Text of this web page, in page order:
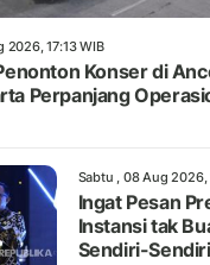
2026, 17:13 WIB
Konser di
Perpanjang
Sabtu , 08 Aug 2026,
Ingat Pesan
Instansi tak
Sendiri-Sendiri